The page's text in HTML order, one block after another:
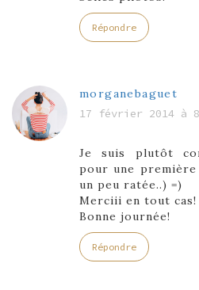
Répondre
morganebaguet
17 février 2014 à
Je suis plutôt
pour une
un peu ratée..) =)
Merciii en tout cas!
Bonne journée!
Répondre